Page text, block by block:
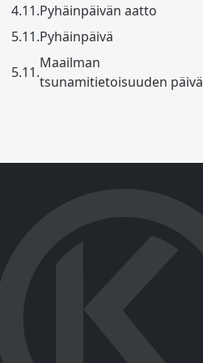
4.11.Pyhäinpäivän aatto
5.11.Pyhäinpäivä
5.11.
Maailman
tsunamitietoisuuden päivä